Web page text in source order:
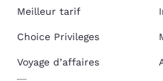
Meilleur tarif
Choice Privileges
Voyage d’affaires